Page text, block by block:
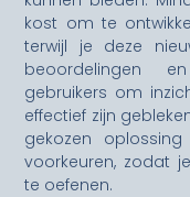
kost om te
terwijl je deze
beoordelingen
gebruikers om
effectief zijn
gekozen
voorkeuren, zodat
te oefenen.